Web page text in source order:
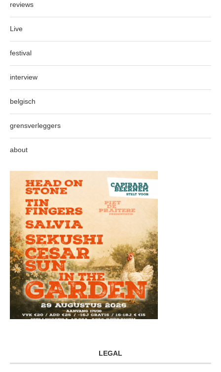
reviews
Live
festival
interview
belgisch
grensverleggers
about
LEGAL